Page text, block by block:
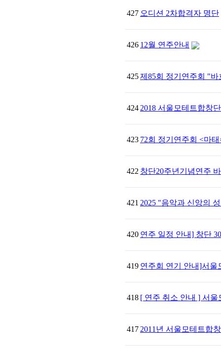
427 오디션 2차합격자 명단
426 12월 연주안내
425제85회 정기연주회 "
424 2018 서울모테트합창
423 72회 정기연주회 <마
422 창단20주년기념연주
421 2025 "음악과 신앙의
420 연주 일정 안내] 창단
419 연주회 연기 안내]서울
418 [ 연주 취소 안내 ] 서
417 2011년 서울모테트합